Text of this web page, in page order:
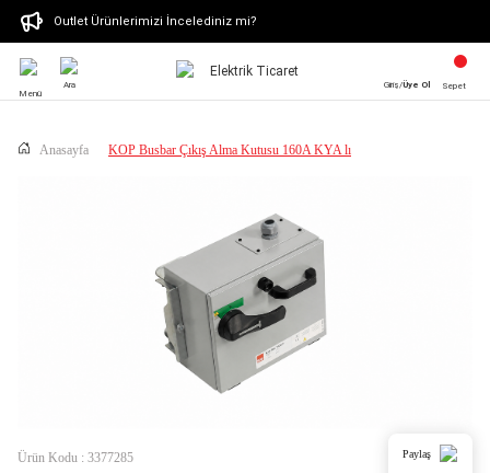
Outlet Ürünlerimizi İncelediniz mi?
Menü
Ara Giriş/Üye Ol Sepet
Anasayfa KOP Busbar Çıkış Alma Kutusu 160A KYA lı
Ürün Kodu : 3377285 Paylaş